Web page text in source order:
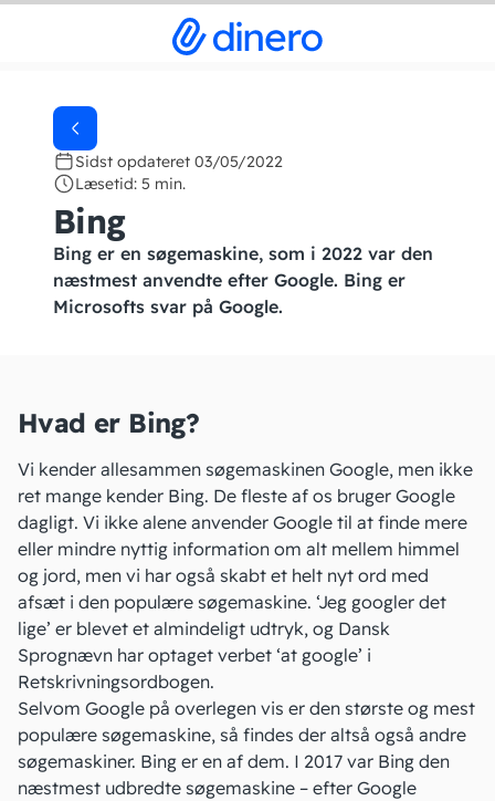
Sidst opdateret 03/05/2022
Læsetid: 5 min.
Bing
Bing er en søgemaskine, som i 2022 var den
næstmest anvendte efter Google. Bing er
Microsofts svar på Google.
Hvad er Bing?
Vi kender allesammen søgemaskinen Google, men ikke
ret mange kender Bing. De fleste af os bruger Google
dagligt. Vi ikke alene anvender Google til at finde mere
eller mindre nyttig information om alt mellem himmel
og jord, men vi har også skabt et helt nyt ord med
afsæt i den populære søgemaskine. ‘Jeg googler det
lige’ er blevet et almindeligt udtryk, og Dansk
Sprognævn har optaget verbet ‘at google’ i
Retskrivningsordbogen.
Selvom Google på overlegen vis er den største og mest
populære søgemaskine, så findes der altså også andre
søgemaskiner. Bing er en af dem. I 2017 var Bing den
næstmest udbredte søgemaskine – efter Google